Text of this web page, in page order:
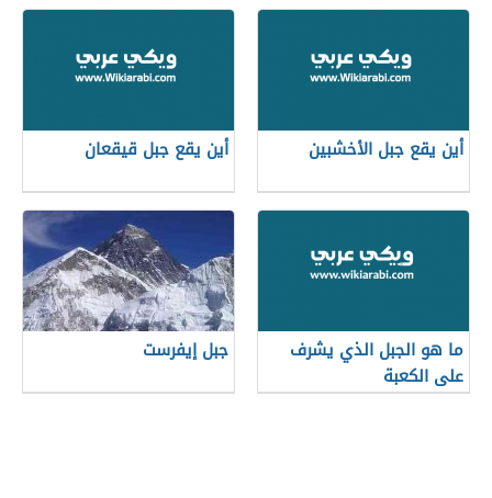
أين يقع جبل الأخشبين أين يقع جبل قيقعان
ما هو الجبل الذي يشرف
على الكعبة
جبل إيفرست